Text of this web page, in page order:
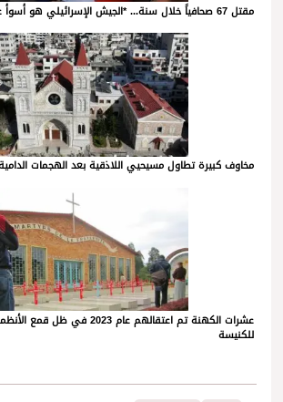
مقتل 67 صحافياً خلال سنة... *الجيش الإسرائيلي هو أسوأ عدوّ للصحافيين*
مخاوف كبيرة تطاول مسيحيي اللاذقية بعد الهجمات
عشرات الكهنة تم اعتقالهم عام 2023 في
للكنيسة